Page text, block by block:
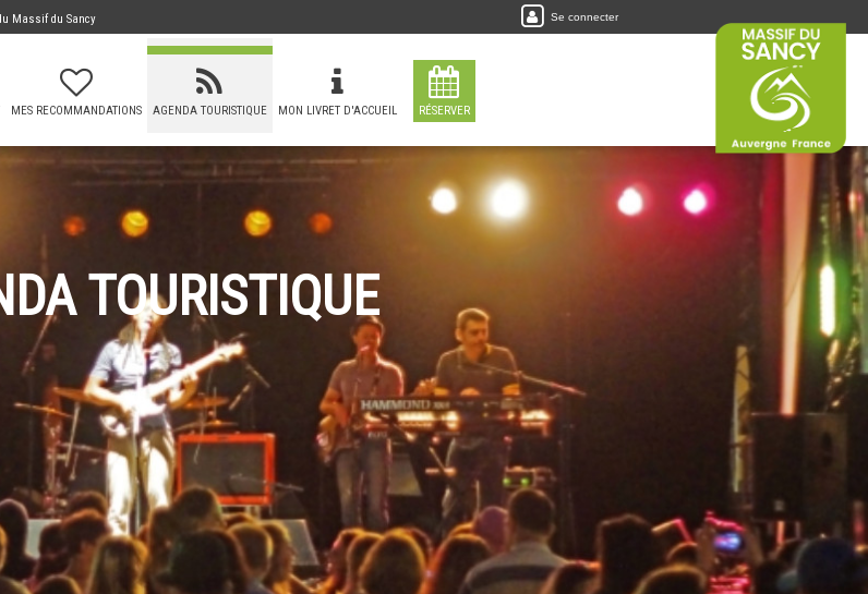
Massif du Sancy Se connecter
MES RECOMMANDATIONS AGENDA TOURISTIQUE MON LIVRET D'ACCUEIL RÉSERVER
TOURISTIQUE